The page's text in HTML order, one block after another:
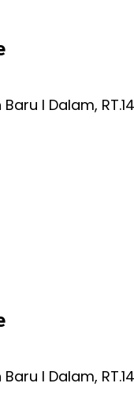
I Dalam,
I Dalam,